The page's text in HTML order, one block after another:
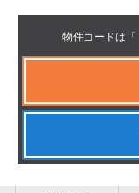
物件コードは「